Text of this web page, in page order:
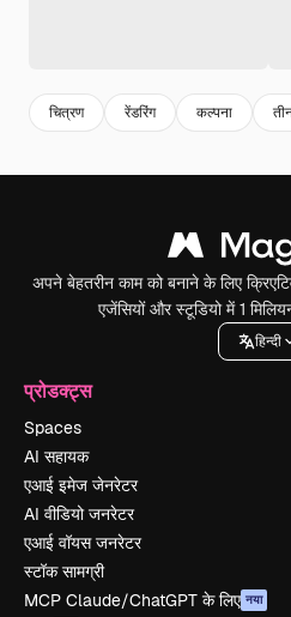
चित्रण रेंडरिंग कल्पना
अपने बेहतरीन काम को बनाने के लिए
एजेंसियों और स्टूडियो में 1
हिन्दी
प्रोडक्ट्स
Spaces
AI सहायक
एआई इमेज जेनरेटर
AI वीडियो जनरेटर
एआई वॉयस जनरेटर
स्टॉक सामग्री
MCP Claude/ChatGPT के लिए नया